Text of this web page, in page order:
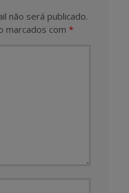
não será publicado.
marcados com *